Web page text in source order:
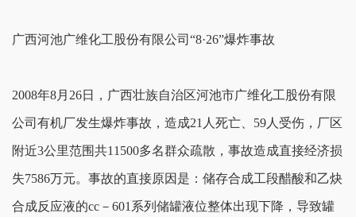
广西河池广维化工股份有限公司“8·26”爆炸事故
2008年8月26日，广西壮族自治区河池市广维化工股份有限
公司有机厂发生爆炸事故，造成21人死亡、59人受伤，厂区
附近3公里范围共11500多名群众疏散，事故造成直接经济损
失7586万元。事故的直接原因是：储存合成工段醋酸和乙炔
合成反应液的cc－601系列储罐液位整体出现下降，导致罐